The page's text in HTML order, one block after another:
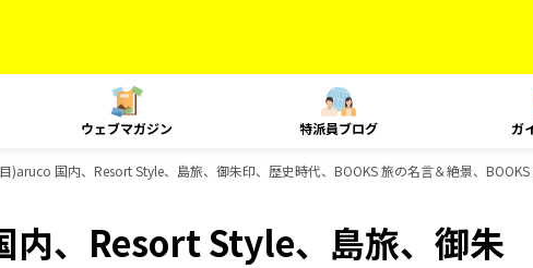
ウェブマガジン 特派員ブログ ガ
)aruco 国内、Resort Style、島旅、御朱印、歴史時代、BOOKS 旅の名言＆絶景、
内、Resort Style、島旅、御朱